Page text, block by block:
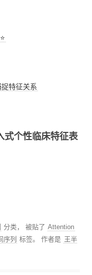
特征关系
式个性临床特征表
分类， 被贴了 Attention
序列 标签。作者是 王半